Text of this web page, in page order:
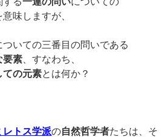
味しますが、
いての三番目の問いである
要素 、すなわち、
ての元素とは何か？
レトス学派の自然哲学者たちは、そ